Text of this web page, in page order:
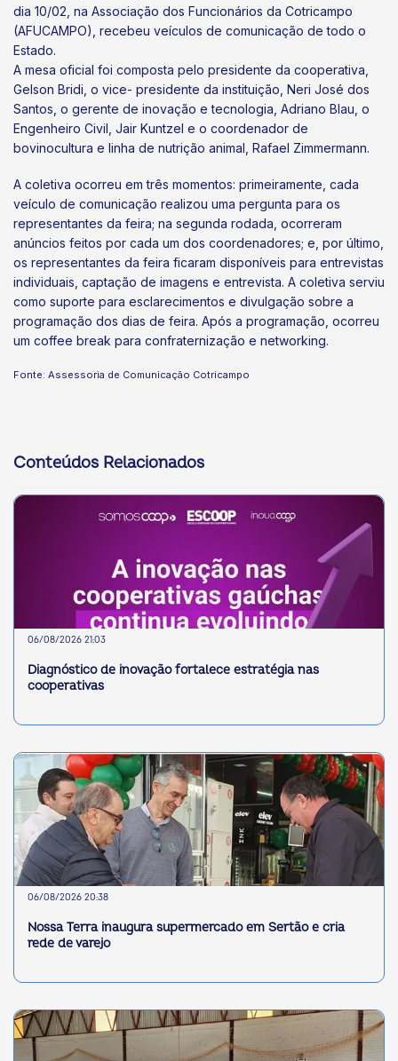
dia 10/02, na Associação dos Funcionários da Cotricampo
(AFUCAMPO), recebeu veículos de comunicação de todo o
Estado.
A mesa oficial foi composta pelo presidente da cooperativa,
Gelson Bridi, o vice- presidente da instituição, Neri José dos
Santos, o gerente de inovação e tecnologia, Adriano Blau, o
Engenheiro Civil, Jair Kuntzel e o coordenador de
bovinocultura e linha de nutrição animal, Rafael Zimmermann.
A coletiva ocorreu em três momentos: primeiramente, cada
veículo de comunicação realizou uma pergunta para os
representantes da feira; na segunda rodada, ocorreram
anúncios feitos por cada um dos coordenadores; e, por último,
os representantes da feira ficaram disponíveis para entrevistas
individuais, captação de imagens e entrevista. A coletiva serviu
como suporte para esclarecimentos e divulgação sobre a
programação dos dias de feira. Após a programação, ocorreu
um coffee break para confraternização e networking.
Fonte: Assessoria de Comunicação Cotricampo
Conteúdos Relacionados
06/08/2026 21:03
Diagnóstico de inovação fortalece estratégia nas
cooperativas
06/08/2026 20:38
Nossa Terra inaugura supermercado em Sertão e cria
rede de varejo